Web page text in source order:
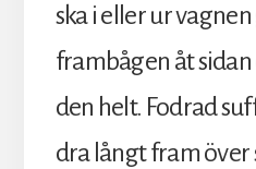
ska i eller ur
frambågen åt sidan
den helt. Fodrad
dra långt fram